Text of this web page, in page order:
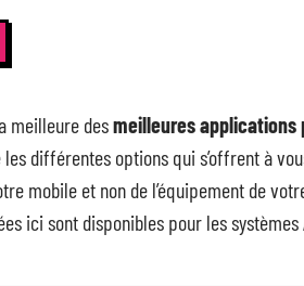
meilleure desmeilleures
différentes options qui s’offrent à
mobile et non de l’équipement de
ici sont disponibles pour les systèmes